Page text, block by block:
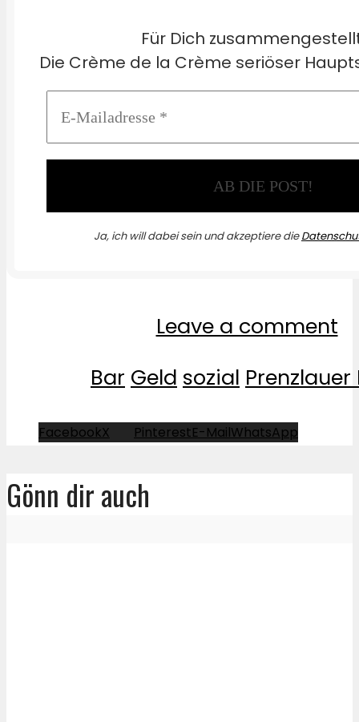
Für Dich
Die Crème de la Crème seriöser
Ja, ich will dabei sein und akzeptiere die
Leave a comment
Bar Geld sozial Prenzlauer
FacebookX PinterestE-MailWhatsApp
Gönn dir auch